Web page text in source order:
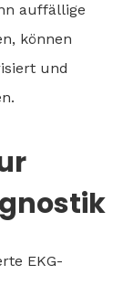
auffällige
können
und
EKG-